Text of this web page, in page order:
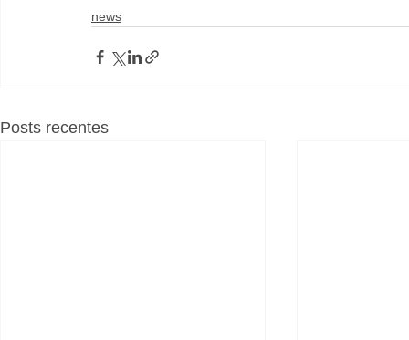
news
Posts recentes